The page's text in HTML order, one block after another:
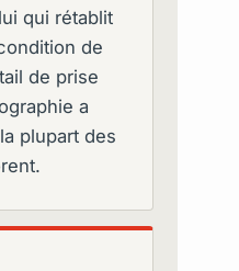
qui rétablit
de
de prise
a
plupart des